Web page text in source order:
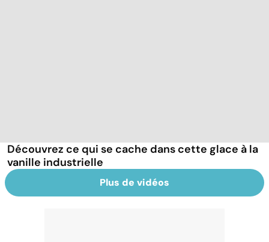
Découvrez ce qui se cache dans cette glace à la
vanille industrielle
Plus de vidéos